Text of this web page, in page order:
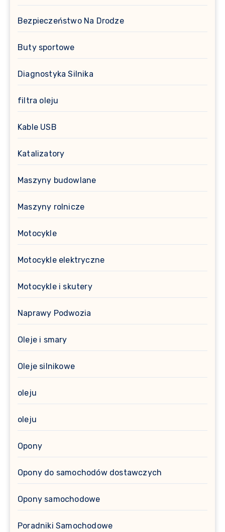
Bezpieczeństwo Na Drodze
Buty sportowe
Diagnostyka Silnika
filtra oleju
Kable USB
Katalizatory
Maszyny budowlane
Maszyny rolnicze
Motocykle
Motocykle elektryczne
Motocykle i skutery
Naprawy Podwozia
Oleje i smary
Oleje silnikowe
oleju
oleju
Opony
Opony do samochodów dostawczych
Opony samochodowe
Poradniki Samochodowe